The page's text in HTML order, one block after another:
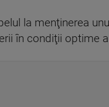
la menţinerea
în condiţii optime